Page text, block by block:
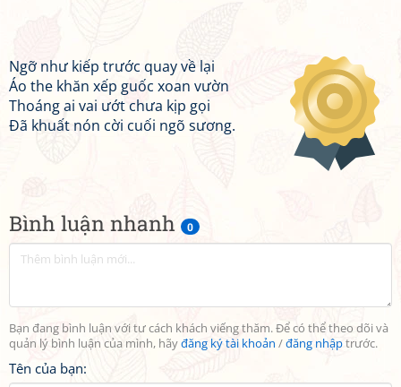
Bình luận nhanh 0
Bạn đang bình luận với tư cách khách viếng thăm. Để có thể theo dõi và
quản lý bình luận của mình, hãyđăng ký tài khoản /đăng nhậptrước.
Tên của bạn:
Ngỡ như kiếp trước quay về lại
Áo the khăn xếp guốc xoan vườn
Thoáng ai vai ướt chưa kịp gọi
Đã khuất nón cời cuối ngõ sương.